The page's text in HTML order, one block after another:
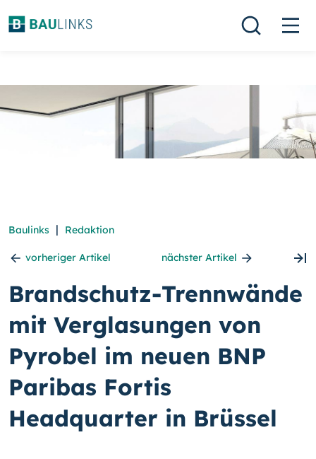
Baulinks | Redaktion
vorheriger Artikel nächster Artikel
Brandschutz-Trennwände
mit Verglasungen von
Pyrobel im neuen BNP
Paribas Fortis
Headquarter in Brüssel